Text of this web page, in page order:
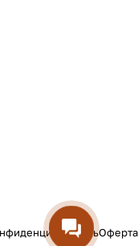
Оферта